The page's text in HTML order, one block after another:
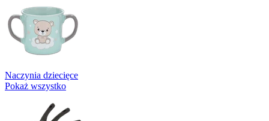
Naczynia dziecięce
Pokaż wszystko